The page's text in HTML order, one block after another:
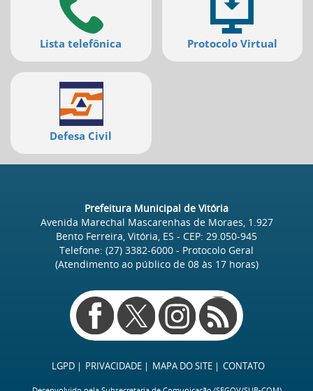
Lista telefônica Protocolo Virtual
Defesa Civil
Prefeitura Municipal de Vitória
Avenida Marechal Mascarenhas de Moraes, 1.927
Bento Ferreira, Vitória, ES - CEP: 29.050-945
Telefone: (27) 3382-6000 - Protocolo Geral
(Atendimento ao público de 08às 17horas)
LGPD PRIVACIDADE MAPA DO SITE CONTATO